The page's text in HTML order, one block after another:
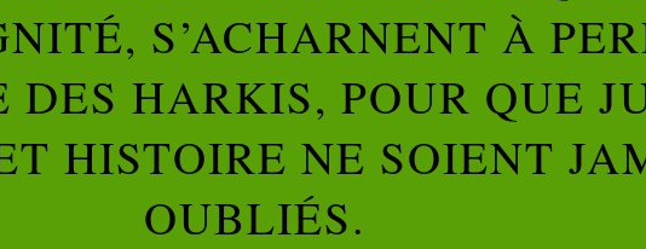
S’ACHARNENT À
HARKIS, POUR QUE
HISTOIRE NE SOIENT
OUBLIÉS.